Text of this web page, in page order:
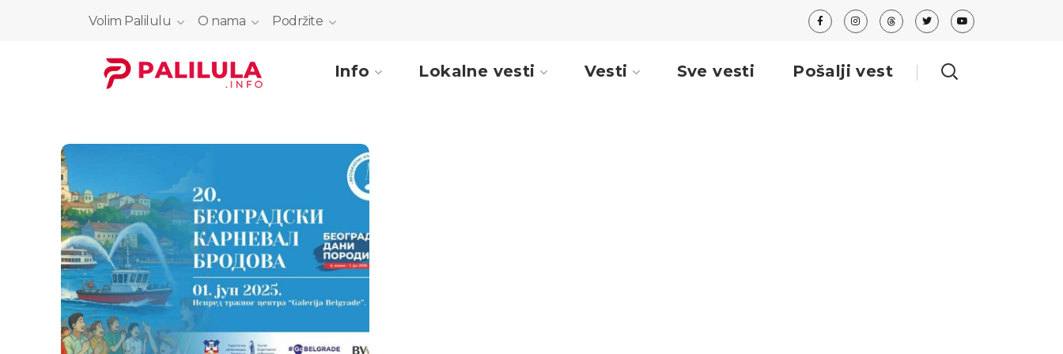
Volim Palilulu O nama Podržite
Info Lokalne vesti Vesti Sve vesti Pošalji vest